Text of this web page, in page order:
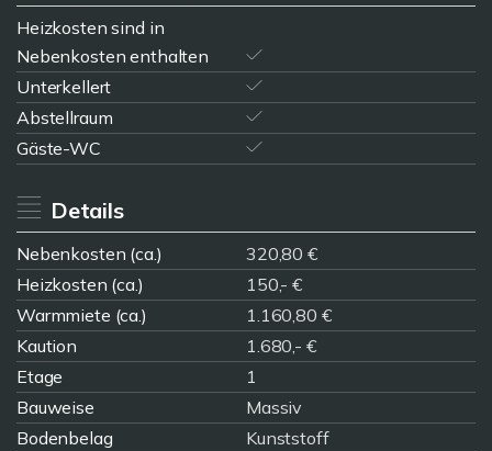
Heizkosten sind in
Nebenkosten enthalten
Unterkellert
Abstellraum
Gäste-WC
Details
Nebenkosten (ca.)
320,80 €
Heizkosten (ca.)
150,- €
Warmmiete (ca.)
1.160,80 €
Kaution
1.680,- €
Etage
1
Bauweise
Massiv
Bodenbelag
Kunststoff